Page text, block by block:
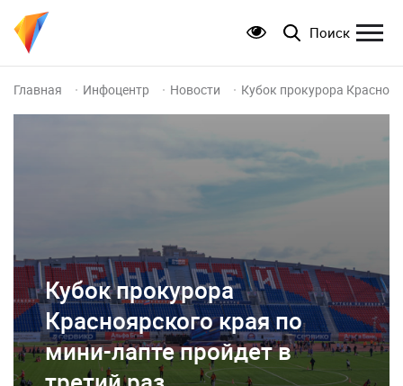
Поиск
Главная Инфоцентр Новости Кубок прокурора
Кубок прокурора
Красноярского края по
мини-лапте пройдет в